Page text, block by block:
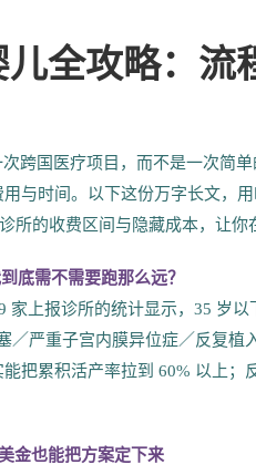
全攻略：流
跨国医疗项目，而不是一次简
与时间。以下这份万字长文，
所的收费区间与隐藏成本，让
底需不需要跑那么远？
家上报诊所的统计显示，35 岁
／严重子宫内膜异位症／反复
把累积活产率拉到 60% 以上
金也能把方案定下来